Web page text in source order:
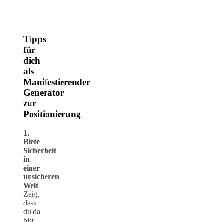
Tipps
für
dich
als
Manifestierender
Generator
zur
Positionierung
1.
Biete
Sicherheit
in
einer
unsicheren
Welt
Zeig,
dass
du da
bist.